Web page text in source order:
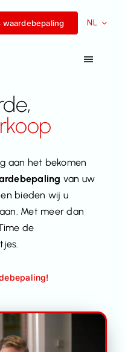
waardebepaling NL
aan het bekomen
van uw
bieden wij u
Met meer dan
de